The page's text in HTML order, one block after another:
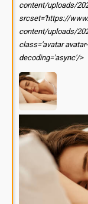
content/uploads/
srcset='https://
content/uploads/
class='avatar
decoding='async'/>